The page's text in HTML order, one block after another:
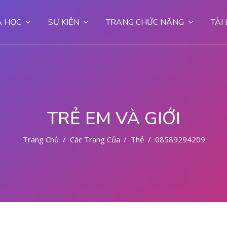
HỌC SỰ KIỆN TRANG CHỨC NĂNG TÀI
TRẺ EM VÀ GIỚI
Trang Chủ Các Trang Của Hệ Thống
Thẻ 085892942094